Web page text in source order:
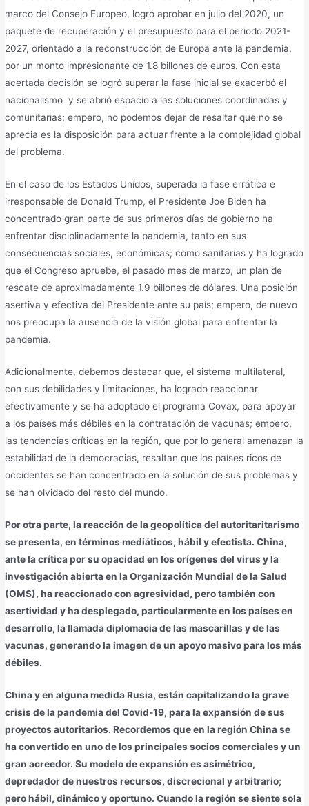
marco del Consejo Europeo, logró aprobar en julio del 2020, un
paquete de recuperación y el presupuesto para el periodo 2021-
2027, orientado a la reconstrucción de Europa ante la pandemia,
por un monto impresionante de 1.8 billones de euros. Con esta
acertada decisión se logró superar la fase inicial se exacerbó el
nacionalismo y se abrió espacio a las soluciones coordinadas y
comunitarias; empero, no podemos dejar de resaltar que no se
aprecia es la disposición para actuar frente a la complejidad global
del problema.
En el caso de los Estados Unidos, superada la fase errática e
irresponsable de Donald Trump, el Presidente Joe Biden ha
concentrado gran parte de sus primeros días de gobierno ha
enfrentar disciplinadamente la pandemia, tanto en sus
consecuencias sociales, económicas; como sanitarias y ha logrado
que el Congreso apruebe, el pasado mes de marzo, un plan de
rescate de aproximadamente 1.9 billones de dólares. Una posición
asertiva y efectiva del Presidente ante su país; empero, de nuevo
nos preocupa la ausencia de la visión global para enfrentar la
pandemia.
Adicionalmente, debemos destacar que, el sistema multilateral,
con sus debilidades y limitaciones, ha logrado reaccionar
efectivamente y se ha adoptado el programa Covax, para apoyar
a los países más débiles en la contratación de vacunas; empero,
las tendencias críticas en la región, que por lo general amenazan la
estabilidad de la democracias, resaltan que los países ricos de
occidentes se han concentrado en la solución de sus problemas y
se han olvidado del resto del mundo.
Por otra parte, la reacción de la geopolítica del autoritaritarismo
se presenta, en términos mediáticos, hábil y efectista. China,
ante la crítica por su opacidad en los orígenes del virus y la
investigación abierta en la Organización Mundial de la Salud
(OMS), ha reaccionado con agresividad, pero también con
asertividad y ha desplegado, particularmente en los países en
desarrollo, la llamada diplomacia de las mascarillas y de las
vacunas, generando la imagen de un apoyo masivo para los más
débiles.
China y en alguna medida Rusia, están capitalizando la grave
crisis de la pandemia del Covid-19, para la expansión de sus
proyectos autoritarios. Recordemos que en la región China se
ha convertido en uno de los principales socios comerciales y un
gran acreedor. Su modelo de expansión es asimétrico,
depredador de nuestros recursos, discrecional y arbitrario;
pero hábil, dinámico y oportuno. Cuando la región se siente sola